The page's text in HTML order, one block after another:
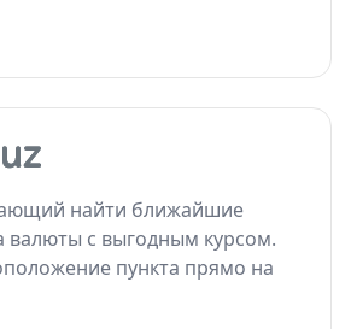
найти ближайшие
валюты с выгодным курсом.
пункта прямо на